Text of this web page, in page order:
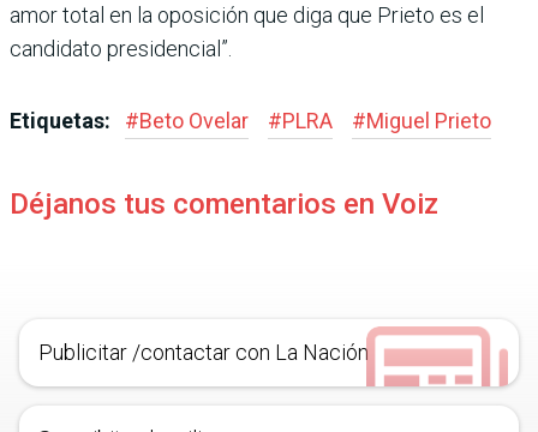
amor total en la oposición que diga que Prieto es el
candidato presidencial”.
Etiquetas: #Beto Ovelar #PLRA #Miguel Prieto
Déjanos tus comentarios en Voiz
Publicitar /contactar con La Nación